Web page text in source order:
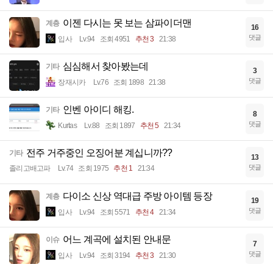
계층 이젠 다시는 못 보는 삼파이더맨
입사 Lv.94 조회 4951 추천 3 21:38
16
댓글
기타 심심해서 찾아봤는데
장재시카 Lv.76 조회 1898 21:38
3
댓글
기타 인벤 아이디 해킹.
Kurtas Lv.88 조회 1897 추천 5 21:34
8
댓글
기타 전주 거주중인 오징어분 계십니까??
졸리고배고파 Lv.74 조회 1975 추천 1 21:34
13
댓글
계층 다이소 신상 역대급 주방 아이템 등장
입사 Lv.94 조회 5571 추천 4 21:34
19
댓글
이슈 어느 계곡에 설치된 안내문
입사 Lv.94 조회 3194 추천 3 21:30
7
댓글